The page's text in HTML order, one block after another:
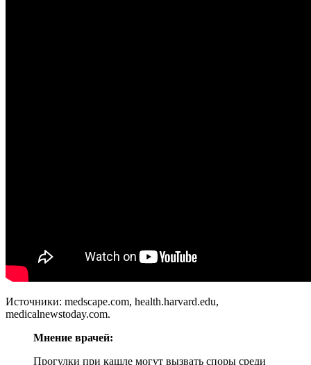
Источники: medscape.com, health.harvard.edu,
medicalnewstoday.com.
Мнение врачей:
Прогулки при кашле могут вызвать споры среди